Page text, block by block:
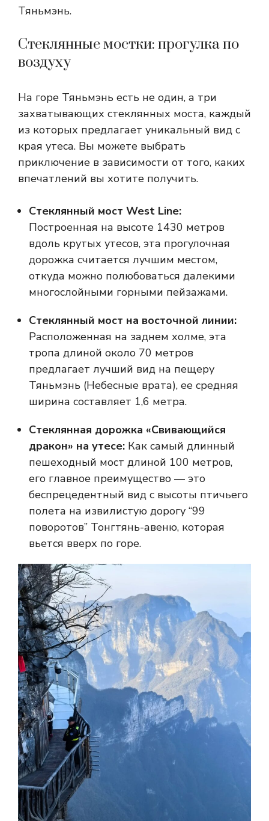
Тяньмэнь.
Стеклянные мостки: прогулка по
воздуху
На горе Тяньмэнь есть не один, а три
захватывающих стеклянных моста, каждый
из которых предлагает уникальный вид с
края утеса. Вы можете выбрать
приключение в зависимости от того, каких
впечатлений вы хотите получить.
Стеклянный мост West Line:
Построенная на высоте 1430 метров
вдоль крутых утесов, эта прогулочная
дорожка считается лучшим местом,
откуда можно полюбоваться далекими
многослойными горными пейзажами.
Стеклянный мост на восточной линии:
Расположенная на заднем холме, эта
тропа длиной около 70 метров
предлагает лучший вид на пещеру
Тяньмэнь (Небесные врата), ее средняя
ширина составляет 1,6 метра.
Стеклянная дорожка «Свивающийся
дракон» на утесе: Как самый длинный
пешеходный мост длиной 100 метров,
его главное преимущество — это
беспрецедентный вид с высоты птичьего
полета на извилистую дорогу “99
поворотов” Тонгтянь-авеню, которая
вьется вверх по горе.